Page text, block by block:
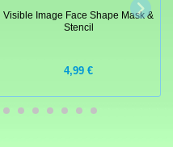
Visible Image Face Shape Mask &
Stencil
4,99 €